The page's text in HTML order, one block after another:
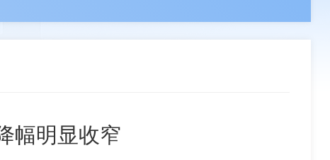
程 组织机构 分支机构 联系我们
幅明显收窄